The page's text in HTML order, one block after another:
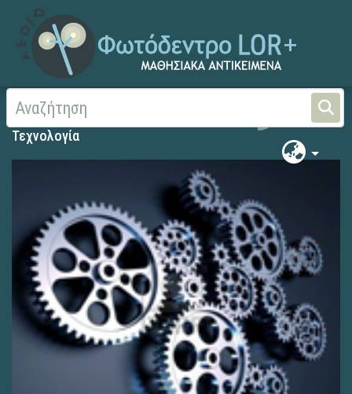
Αρχική Τεχνολογία
Τεχνολογία